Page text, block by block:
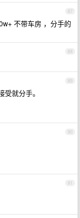
87
不带车房 ，分手的
88
89
就分手。
90
91